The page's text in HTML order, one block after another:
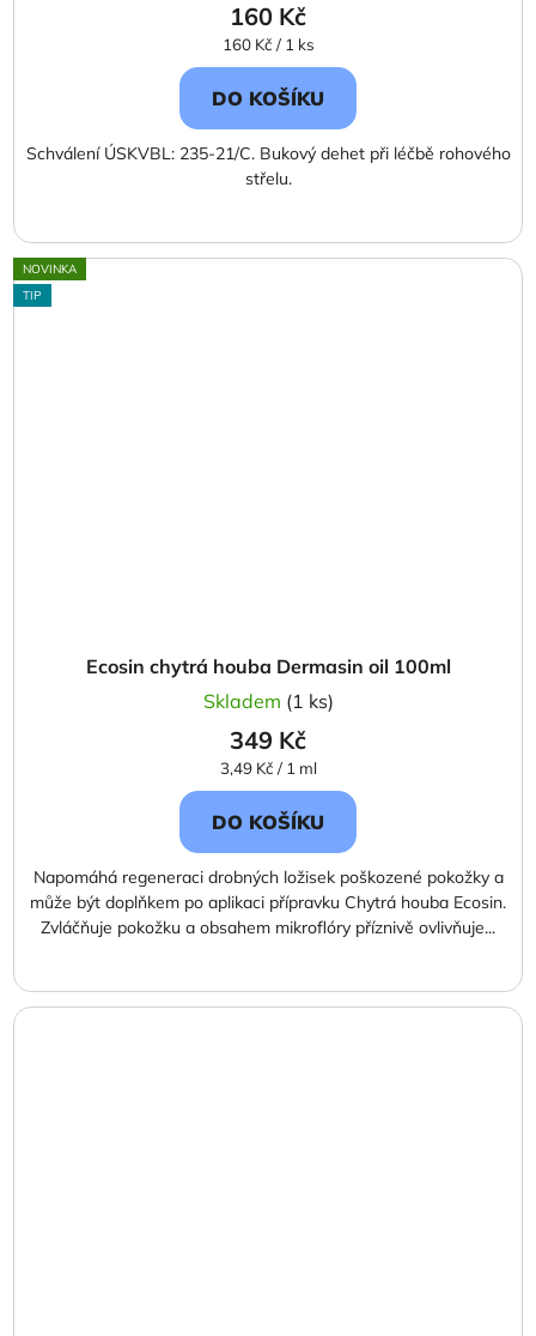
160 Kč
Měrná
cena:
160 Kč / 1 ks
DO KOŠÍKU
Schválení ÚSKVBL: 235-21/C. Bukový dehet při léčbě rohového
střelu.
NOVINKA
TIP
Ecosin chytrá houba Dermasin oil 100ml
Skladem (1 ks)
349 Kč
Měrná
cena:
3,49 Kč / 1 ml
DO KOŠÍKU
Napomáhá regeneraci drobných ložisek poškozené pokožky a
může být doplňkem po aplikaci přípravku Chytrá houba Ecosin.
Zvláčňuje pokožku a obsahem mikroflóry příznivě ovlivňuje...